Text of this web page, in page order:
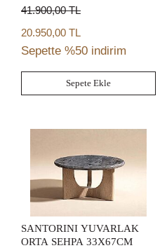
41.900,00TL
20.950,00 TL
Sepette %50 indirim
Sepete Ekle
SANTORINI YUVARLAK
ORTA SEHPA 33X67CM